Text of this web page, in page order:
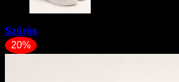
Szűrés
20%